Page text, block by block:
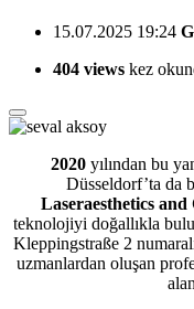
15.07.2025 19:24
404 views kez
2020 yılından bu
Düsseldorf’ta da
Laseraesthetics and
teknolojiyi doğallıkla
Kleppingstraße 2
uzmanlardan oluşan